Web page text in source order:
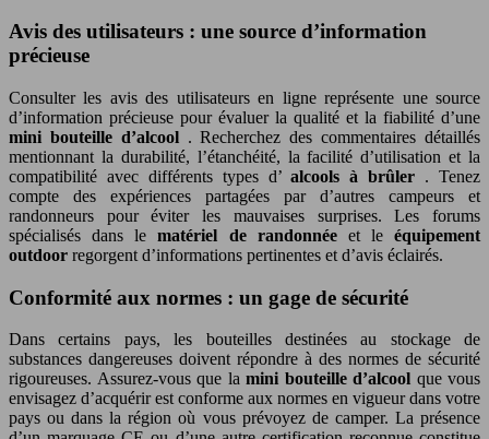
Avis des utilisateurs : une source d’information
précieuse
Consulter les avis des utilisateurs en ligne représente une source
d’information précieuse pour évaluer la qualité et la fiabilité d’une
mini bouteille d’alcool . Recherchez des commentaires détaillés
mentionnant la durabilité, l’étanchéité, la facilité d’utilisation et la
compatibilité avec différents types d’alcools à brûler . Tenez
compte des expériences partagées par d’autres campeurs et
randonneurs pour éviter les mauvaises surprises. Les forums
spécialisés dans lematériel de randonnée et le équipement
outdoor regorgent d’informations pertinentes et d’avis éclairés.
Conformité aux normes : un gage de sécurité
Dans certains pays, les bouteilles destinées au stockage de
substances dangereuses doivent répondre à des normes de sécurité
rigoureuses. Assurez-vous que la mini bouteille d’alcool que vous
envisagez d’acquérir est conforme aux normes en vigueur dans votre
pays ou dans la région où vous prévoyez de camper. La présence